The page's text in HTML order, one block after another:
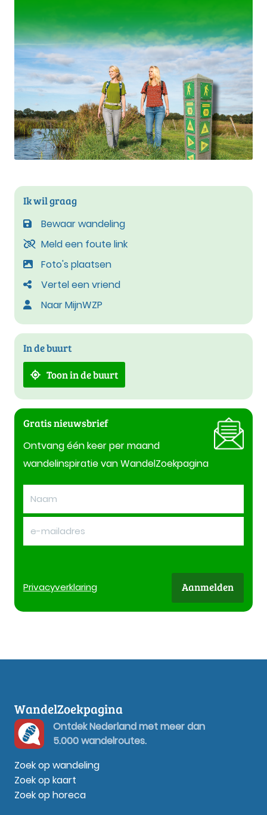
Ik wil graag
Bewaar wandeling
Meld een foute link
Foto's plaatsen
Vertel een vriend
Naar MijnWZP
In de buurt
Toon in de buurt
Gratis nieuwsbrief
Ontvang één keer per maand
wandelinspiratie van WandelZoekpagina
Privacyverklaring Aanmelden
WandelZoekpagina
Ontdek Nederland met meer dan
5.000 wandelroutes.
Zoek op wandeling
Zoek op kaart
Zoek op horeca